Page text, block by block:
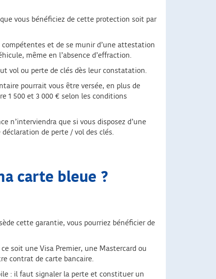
vous bénéficiez de cette protection soit par
et de se munir d’une attestation
même en l’absence d’effraction.
vol ou perte de clés dès leur constatation.
pourrait vous être versée, en plus de
1 500 et 3 000 € selon les conditions
n’interviendra que si vous disposez d’une
de perte / vol des clés.
carte bleue ?
cette garantie, vous pourriez bénéficier de
soit une Visa Premier, une Mastercard ou
contrat de carte bancaire.
: il faut signaler la perte et constituer un